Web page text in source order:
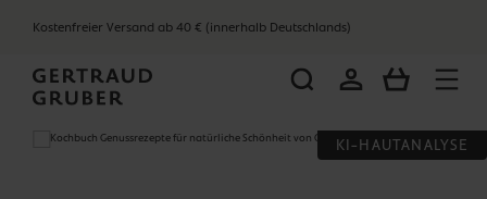
Kostenfreier Versand ab 40 € (innerhalb Deutschlands)
KI-HAUTANALYSE
Bildergalerie überspringen